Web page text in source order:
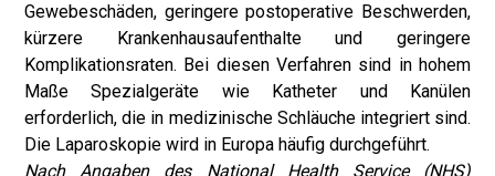
Gewebeschäden, geringere postoperative Beschwerden,
kürzere Krankenhausaufenthalte und geringere
Komplikationsraten. Bei diesen Verfahren sind in hohem
Maße Spezialgeräte wie Katheter und Kanülen
erforderlich, die in medizinische Schläuche integriert sind.
Die Laparoskopie wird in Europa häufig durchgeführt.
Nach Angaben des National Health Service (NHS)